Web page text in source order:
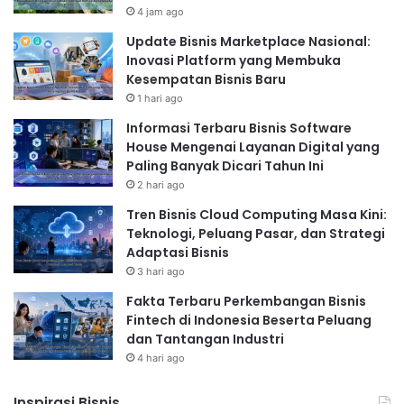
Tantangan Affiliate Marketing:
Read Also:
Gagal Berkali-kali Tapi Akhirnya Sukses! Ini 7
Kisah Inspiratif Bisnis Kecil yang Bangkit dari
Nol dan Untung Besar
Membutuhkan strategi pemasaran yang efektif.
Persaingan yang cukup ketat.
Penghasilan tidak stabil, tergantung pada jumlah
penjualan.
Membutuhkan konsistensi dan kesabaran.
atau jasa yang sesuai dengan minat dan keahlian
4 jam ago
Update Bisnis Marketplace Nasional:
Inovasi Platform yang Membuka
Kesempatan Bisnis Baru
1 hari ago
Informasi Terbaru Bisnis Software
House Mengenai Layanan Digital yang
Paling Banyak Dicari Tahun Ini
2 hari ago
Tren Bisnis Cloud Computing Masa Kini:
Teknologi, Peluang Pasar, dan Strategi
Adaptasi Bisnis
3 hari ago
Fakta Terbaru Perkembangan Bisnis
Fintech di Indonesia Beserta Peluang
dan Tantangan Industri
4 hari ago